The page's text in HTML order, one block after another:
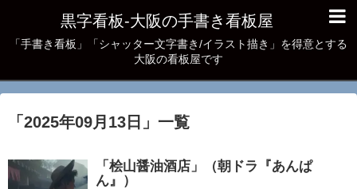
黒字看板‐大阪の手書き看板屋
「手書き看板」「シャッター文字書き/イラスト描き」を得意とする
大阪の看板屋です
「 2025年09月13日 」 一覧
「桧山醤油酒店」（朝ドラ『あんぱ
ん』）